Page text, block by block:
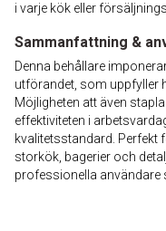
i varje kök eller
Sammanfattning &
Denna behållare
utförandet, som uppfyller
Möjligheten att även
effektiviteten i
kvalitetsstandard. Perfekt
storkök, bagerier och
professionella användare